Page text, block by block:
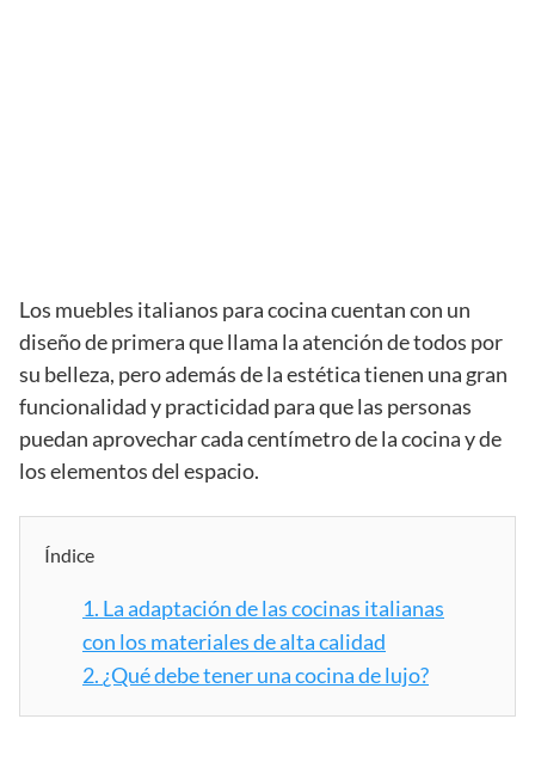
Los muebles italianos para cocina cuentan con un
diseño de primera que llama la atención de todos por
su belleza, pero además de la estética tienen una gran
funcionalidad y practicidad para que las personas
puedan aprovechar cada centímetro de la cocina y de
los elementos del espacio.
Índice
1. La adaptación de las cocinas italianas
con los materiales de alta calidad
2. ¿Qué debe tener una cocina de lujo?